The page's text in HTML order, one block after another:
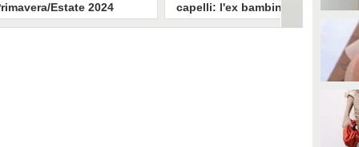
Estate 2024
capelli: l'ex bambina più
bella del mondo col